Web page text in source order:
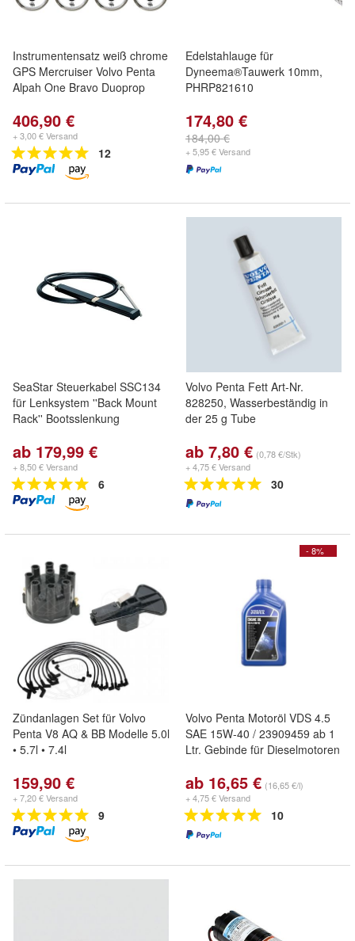
Instrumentensatz weiß chrome
GPS Mercruiser Volvo Penta
Alpah One Bravo Duoprop
406,90 €
+ 3,00 € Versand
12
Edelstahlauge für
Dyneema®Tauwerk 10mm,
PHRP821610
174,80 €
184,00 €
+ 5,95 € Versand
SeaStar Steuerkabel SSC134
für Lenksystem ''Back Mount
Rack'' Bootsslenkung
ab 179,99 €
+ 8,50 € Versand
6
Volvo Penta Fett Art-Nr.
828250, Wasserbeständig in
der 25 g Tube
ab 7,80 € (0,78 €/Stk)
+ 4,75 € Versand
30
Zündanlagen Set für Volvo
Penta V8 AQ & BB Modelle 5.0l
• 5.7l • 7.4l
159,90 €
+ 7,20 € Versand
9
- 8%
Volvo Penta Motoröl VDS 4.5
SAE 15W-40 / 23909459 ab 1
Ltr. Gebinde für Dieselmotoren
ab 16,65 € (16,65 €/l)
+ 4,75 € Versand
10